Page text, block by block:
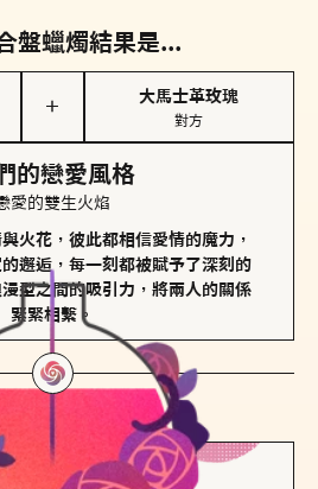
盤蠟燭結果是...
＋
大馬士革玫瑰
對方
的戀愛風格
愛的雙生火焰
火花，彼此都相信愛情的魔力，
邂逅，每一刻都被賦予了深刻的
型之間的吸引力，將兩人的關係
緊緊相繫。
的主調蠟燭是...